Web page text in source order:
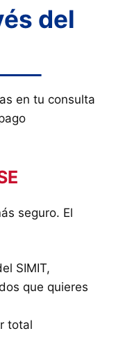
del
en tu consulta
seguro. El
SIMIT,
que quieres
total